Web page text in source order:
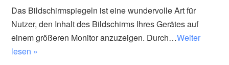
Das Bildschirmspiegeln ist eine wundervolle Art für
Nutzer, den Inhalt des Bildschirms Ihres Gerätes auf
einem größeren Monitor anzuzeigen. Durch…Weiter
lesen »